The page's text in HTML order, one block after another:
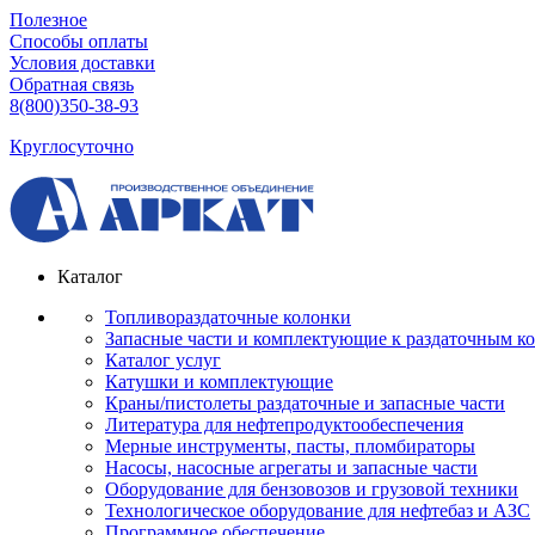
Полезное
Способы оплаты
Условия доставки
Обратная связь
8(800)350-38-93
Круглосуточно
Каталог
Топливораздаточные колонки
Запасные части и комплектующие к раздаточным
Каталог услуг
Катушки и комплектующие
Краны/пистолеты раздаточные и запасные части
Литература для нефтепродуктообеспечения
Мерные инструменты, пасты, пломбираторы
Насосы, насосные агрегаты и запасные части
Оборудование для бензовозов и грузовой техники
Технологическое оборудование для нефтебаз и АЗС